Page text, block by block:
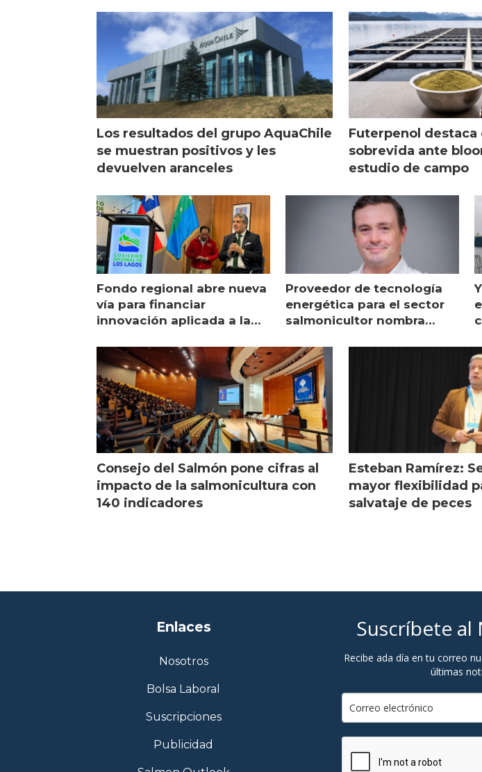
Escocia
Los resultados del grupo AquaChile
se muestran positivos y les
devuelven aranceles
Futerpenol destaca
sobrevida ante
estudio de campo
Fondo regional abre nueva
vía para financiar
innovación aplicada a la
Proveedor de tecnología
energética para el sector
salmonicultor nombra
Consejo del Salmón pone cifras al
impacto de la salmonicultura con
140 indicadores
Esteban Ramírez:
mayor flexibilidad
salvataje de peces
Enlaces
Nosotros
Bolsa Laboral
Suscripciones
Publicidad
Suscríbete
Recibe ada día en tu correo
últimas